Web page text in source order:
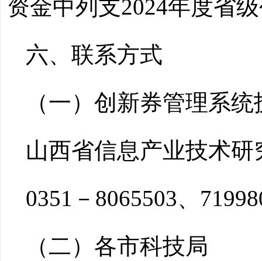
资金中列支2024年度省
六、联系方式
（一）创新券管理系
山西省信息产业技术
0351－8065503、
（二）各市科技局